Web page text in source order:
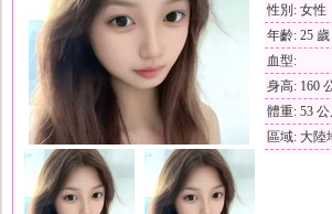
性別: 女性
年齡: 25 歲
血型:
身高: 160
體重: 53
區域: 大陸